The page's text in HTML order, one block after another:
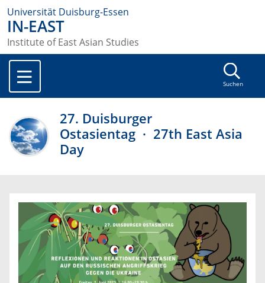
Universität Duisburg-Essen
IN-EAST
Institute of East Asian Studies
Suchen
27. Duisburger
Ostasientag · 27th East Asia
Day